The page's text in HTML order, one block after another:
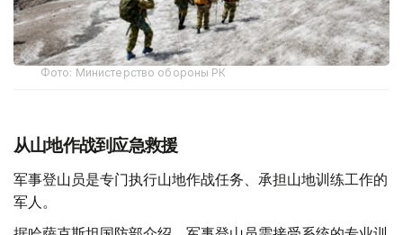
Фото: Министерство обороны РК
从山地作战到应急救援
军事登山员是专门执行山地作战任务、承担山地训练工作的
军人。